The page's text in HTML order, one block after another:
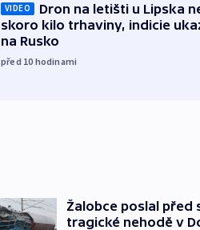
VIDEO
Dron na letišti u Lipska
skoro kilo trhaviny, indicie
na Rusko
před 10 hodinami
Žalobce poslal před
tragické nehodě v